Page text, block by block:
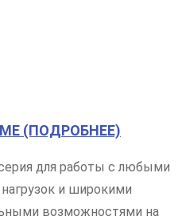
(ПОДРОБНЕЕ)
для работы с любыми
и широкими
возможностями на